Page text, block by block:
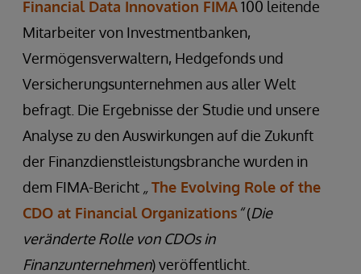
Financial Data Innovation FIMA100 leitende
Mitarbeiter von Investmentbanken,
Vermögensverwaltern, Hedgefonds und
Versicherungsunternehmen aus aller Welt
befragt. Die Ergebnisse der Studie und unsere
Analyse zu den Auswirkungen auf die Zukunft
der Finanzdienstleistungsbranche wurden in
dem FIMA-Bericht „The Evolving Role of the
CDO at Financial Organizations “(Die
veränderte Rolle von CDOs in
Finanzunternehmen) veröffentlicht.